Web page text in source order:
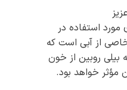
استفاده در
از آبی است که
روبین از خون
مؤثر خواهد بود.